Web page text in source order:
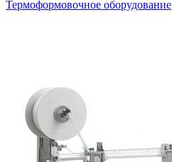
Термоформовочное оборудование